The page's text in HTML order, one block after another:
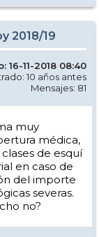
2018/19
16-11-2018 08:40
10 años antes
Mensajes: 81
muy
médica,
de esquí
en caso de
del importe
severas.
no?